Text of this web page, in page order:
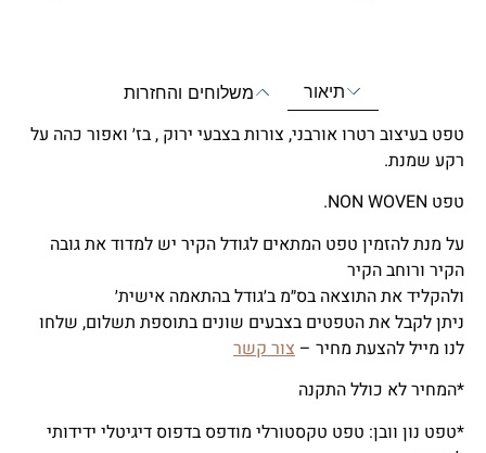
תיאור משלוחים והחזרות
טפט בעיצוב רטרו אורבני, צורות בצבעי ירוק , בז׳ ואפור כהה על
רקע שמנת.
טפט NON WOVEN.
על מנת להזמין טפט המתאים לגודל הקיר יש למדוד את גובה
הקיר ורוחב הקיר
ולהקליד את התוצאה בס״מ ב׳גודל בהתאמה אישית׳
ניתן לקבל את הטפטים בצבעים שונים בתוספת תשלום, שלחו
לנו מייל להצעת מחיר – צור קשר
*המחיר לא כולל התקנה
*טפט נון וובן: טפט טקסטורלי מודפס בדפוס דיגיטלי ידידותי